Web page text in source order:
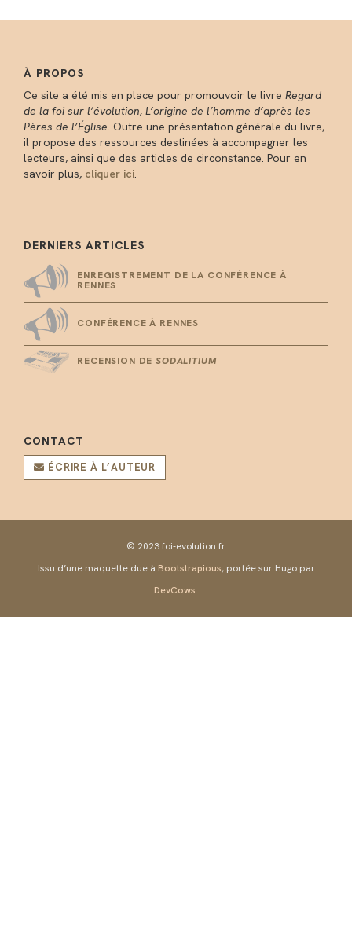
À PROPOS
Ce site a été mis en place pour promouvoir le livre Regard
de la foi sur l’évolution, L’origine de l’homme d’après les
Pères de l’Église. Outre une présentation générale du livre,
il propose des ressources destinées à accompagner les
lecteurs, ainsi que des articles de circonstance. Pour en
savoir plus, cliquer ici.
DERNIERS ARTICLES
ENREGISTREMENT DE LA CONFÉRENCE À
RENNES
CONFÉRENCE À RENNES
RECENSION DESODALITIUM
CONTACT
ÉCRIRE À L’AUTEUR
© 2023 foi-evolution.fr
Issu d’une maquette due à Bootstrapious, portée sur Hugo par
DevCows.